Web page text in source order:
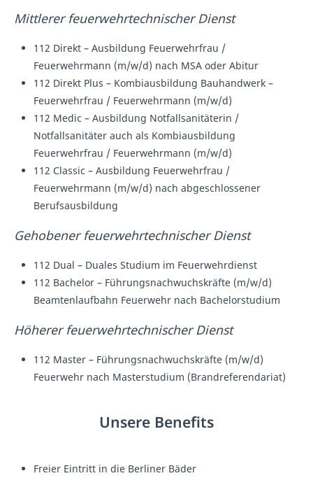
Mittlerer feuerwehrtechnischer Dienst
112 Direkt – Ausbildung Feuerwehrfrau /
Feuerwehrmann (m/w/d) nach MSA oder Abitur
112 Direkt Plus – Kombiausbildung Bauhandwerk –
Feuerwehrfrau / Feuerwehrmann (m/w/d)
112 Medic – Ausbildung Notfallsanitäterin /
Notfallsanitäter auch als Kombiausbildung
Feuerwehrfrau / Feuerwehrmann (m/w/d)
112 Classic – Ausbildung Feuerwehrfrau /
Feuerwehrmann (m/w/d) nach abgeschlossener
Berufsausbildung
Gehobener feuerwehrtechnischer Dienst
112 Dual – Duales Studium im Feuerwehrdienst
112 Bachelor – Führungsnachwuchskräfte (m/w/d)
Beamtenlaufbahn Feuerwehr nach Bachelorstudium
Höherer feuerwehrtechnischer Dienst
112 Master – Führungsnachwuchskräfte (m/w/d)
Feuerwehr nach Masterstudium (Brandreferendariat)
Unsere Benefits
Freier Eintritt in die Berliner Bäder